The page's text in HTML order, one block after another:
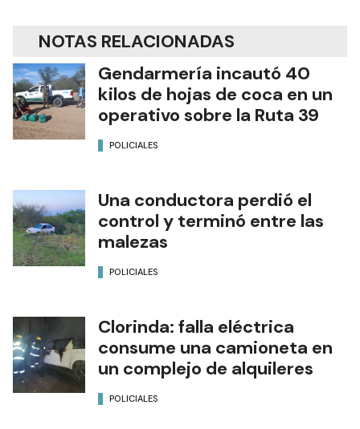
NOTAS RELACIONADAS
Gendarmería incautó 40
kilos de hojas de coca en un
operativo sobre la Ruta 39
POLICIALES
Una conductora perdió el
control y terminó entre las
malezas
POLICIALES
Clorinda: falla eléctrica
consume una camioneta en
un complejo de alquileres
POLICIALES